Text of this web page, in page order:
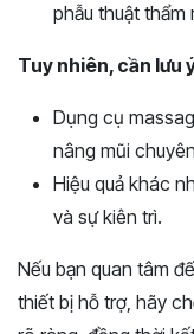
phẫu thuật
Tuy nhiên, cần lưu
Dụng cụ
nâng mũi
Hiệu quả khác
và sự kiên trì.
Nếu bạn quan tâm
thiết bị hỗ trợ, hãy